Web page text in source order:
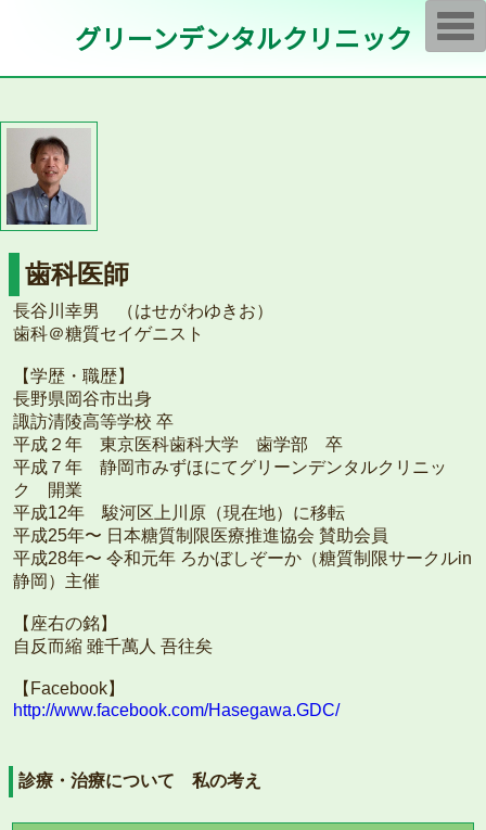
グリーンデンタルクリニック
歯科医師
長谷川幸男 （はせがわゆきお）
歯科＠糖質セイゲニスト
【学歴・職歴】
長野県岡谷市出身
諏訪清陵高等学校 卒
平成２年 東京医科歯科大学 歯学部 卒
平成７年 静岡市みずほにてグリーンデンタルクリニッ
ク 開業
平成12年 駿河区上川原（現在地）に移転
平成25年〜 日本糖質制限医療推進協会 賛助会員
平成28年〜 令和元年 ろかぼしぞーか（糖質制限サークルin
静岡）主催
【座右の銘】
自反而縮 雖千萬人 吾往矣
【Facebook】
http://www.facebook.com/Hasegawa.GDC/
診療・治療について 私の考え
T
o
g